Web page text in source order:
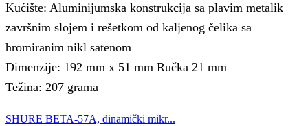
Kućište: Aluminijumska konstrukcija sa plavim metalik
završnim slojem i rešetkom od kaljenog čelika sa
hromiranim nikl satenom
Dimenzije: 192 mm x 51 mm Ručka 21 mm
Težina: 207 grama
SHURE BETA-57A, dinamički mikr...